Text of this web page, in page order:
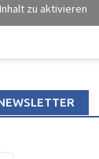
zu aktivieren